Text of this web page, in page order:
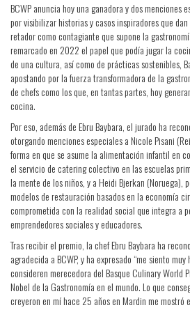
BCWP anuncia hoy una ganadora y dos menciones
por visibilizar historias y casos inspiradores que
retador como contagiante que supone la
remarcado en 2022 el papel que podía jugar la
de una cultura, así como de prácticas sostenibles,
apostando por la fuerza transformadora de la
de chefs como los que, en tantas partes, hoy
cocina.
Por eso, además de Ebru Baybara, el jurado ha
otorgando menciones especiales a Nicole Pisani
forma en que se asume la alimentación infantil en
el servicio de catering colectivo en las escuelas
la mente de los niños, y a Heidi Bjerkan (Noruega),
modelos de restauración basados en la economía
comprometida con la realidad social que integra a
emprendedores sociales y educadores.
Tras recibir el premio, la chef Ebru Baybara ha
agradecida a BCWP, y ha expresado “me siento
consideren merecedora del Basque Culinary World
Nobel de la Gastronomía en el mundo. Lo que
creyeron en mí hace 25 años en Mardin me mostró